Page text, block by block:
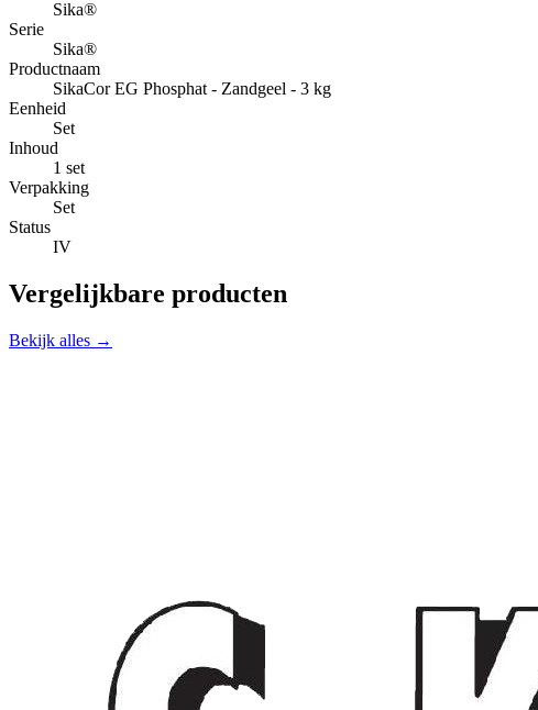
Sika®
Serie
Sika®
Productnaam
SikaCor EG Phosphat - Zandgeel - 3 kg
Eenheid
Set
Inhoud
1 set
Verpakking
Set
Status
IV
Vergelijkbare producten
Bekijk alles →